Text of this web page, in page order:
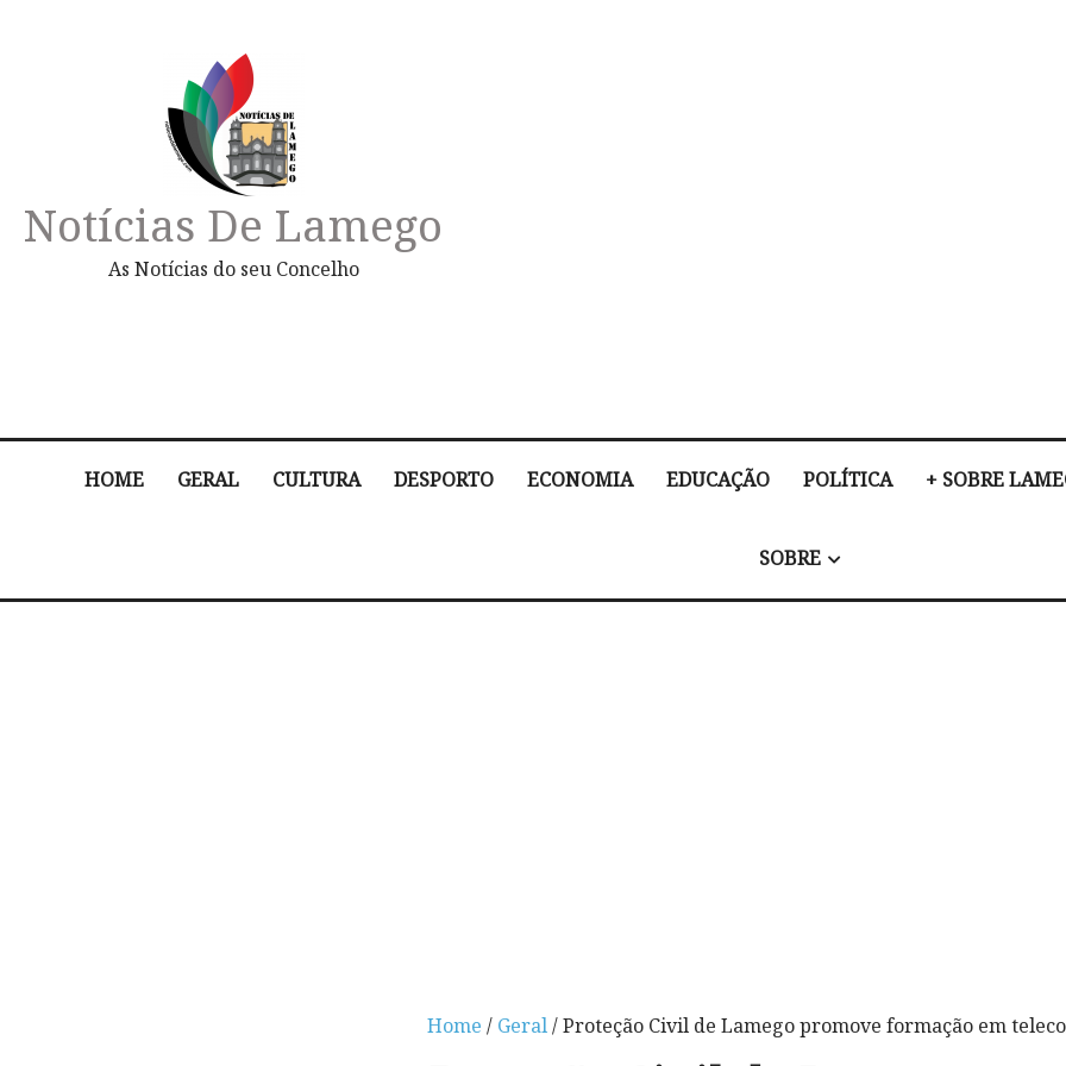
Notícias De Lamego
As Notícias do seu Concelho
HOME GERAL CULTURA DESPORTO ECONOMIA EDUCAÇÃO POLÍTICA + SOBRE
SOBRE
Home / Geral/ Proteção Civil de Lamego promove formação em